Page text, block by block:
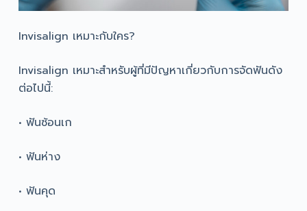
Invisalign เหมาะกับใคร?
Invisalign เหมาะสำหรับผู้ที่มีปัญหาเกี่ยวกับการจัดฟันดัง
ต่อไปนี้:
• ฟันซ้อนเก
• ฟันห่าง
• ฟันคุด